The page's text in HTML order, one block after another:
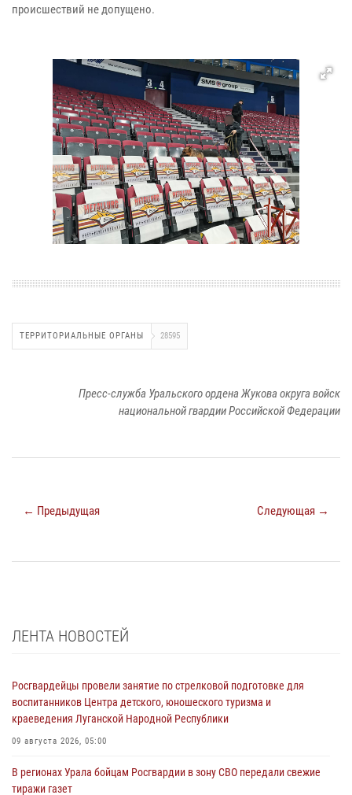
происшествий не допущено.
ТЕРРИТОРИАЛЬНЫЕ ОРГАНЫ 28595
Пресс-служба Уральского ордена Жукова округа войск
национальной гвардии Российской Федерации
← Предыдущая Следующая →
ЛЕНТА НОВОСТЕЙ
Росгвардейцы провели занятие по стрелковой подготовке для
воспитанников Центра детского, юношеского туризма и
краеведения Луганской Народной Республики
09 августа 2026, 05:00
В регионах Урала бойцам Росгвардии в зону СВО передали свежие
тиражи газет